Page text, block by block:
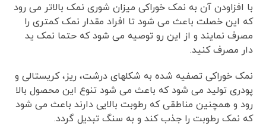
با افزاودن آن به نمک خوراکی میزان شوری نمک بالاتر می رود
که این خصلت باعث می شود تا افراد مقدار نمک کمتری را
مصرف نمایند و از این رو توصیه می شود که حتما نمک ید
دار مصرف کنید.
نمک خوراکی تصفیه شده به شکلهای درشت، ریز، کریستالی و
پودری تولید می شود که باعث می شود تنوع این محصول بالا
رود و همچنین مناطقی که رطوبت بالایی دارند باعث می شود
که نمک رطوبت را جذب کند و به سنگ تبدیل گردد.